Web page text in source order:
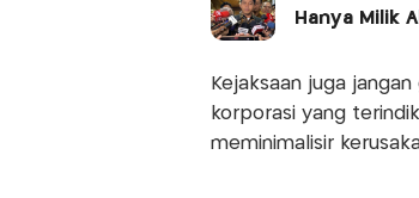
Hanya Milik
Kejaksaan juga
korporasi yang
meminimalisir